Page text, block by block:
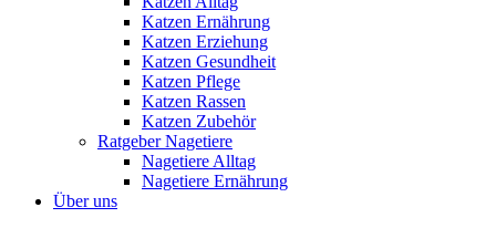
Katzen Ernährung
Katzen Erziehung
Katzen Gesundheit
Katzen Pflege
Katzen Rassen
Katzen Zubehör
Ratgeber Nagetiere
Nagetiere Alltag
Nagetiere Ernährung
Über uns